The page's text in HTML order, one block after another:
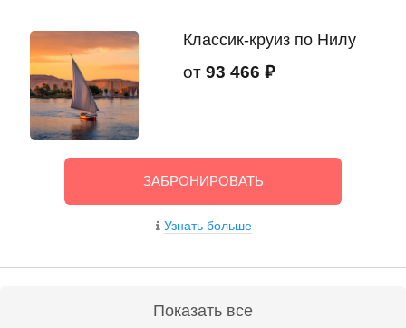
Классик-круиз по Нилу
от 93 466 ₽
ЗАБРОНИРОВАТЬ
Узнать больше
Показать все